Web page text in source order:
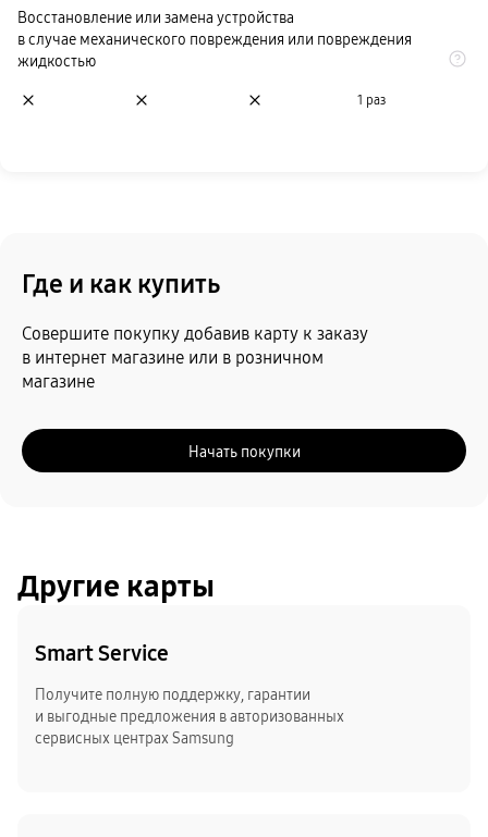
Восстановление или замена устройства
в случае механического повреждения или повреждения
жидкостью
1 раз
Где и как купить
Совершите покупку добавив карту к заказу
в интернет магазине или в розничном
магазине
Начать покупки
Другие карты
Smart Service
Получите полную поддержку, гарантии
и выгодные предложения в авторизованных
сервисных центрах Samsung